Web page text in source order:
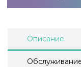
Описание